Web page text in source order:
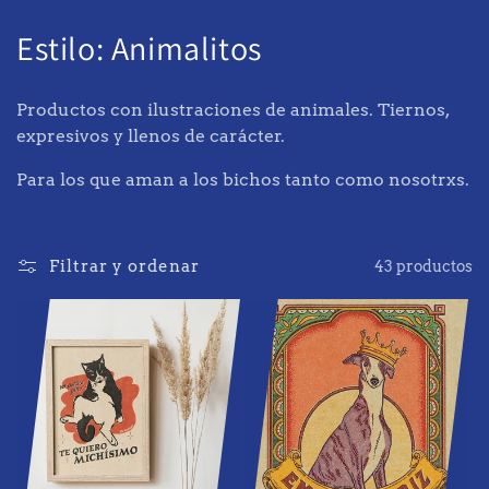
al contenido
C
l
e
c
Estilo: Animalitos
Productos con ilustraciones de animales. Tiernos,
expresivos y llenos de carácter.
Para los que aman a los bichos tanto como nosotrxs.
Filtrar y ordenar 43 productos